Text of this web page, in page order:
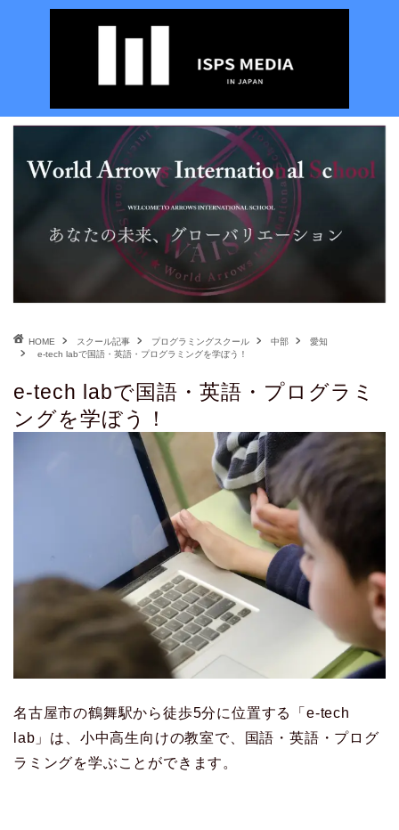
HOME スクール記事 プログラミングスクール 中部
愛知
e-tech labで国語・英語・プログラミングを学ぼう！
e-tech labで国語・英語・プログラミ
ングを学ぼう！
名古屋市の鶴舞駅から徒歩5分に位置する「e-tech
lab」は、小中高生向けの教室で、国語・英語・プログ
ラミングを学ぶことができます。